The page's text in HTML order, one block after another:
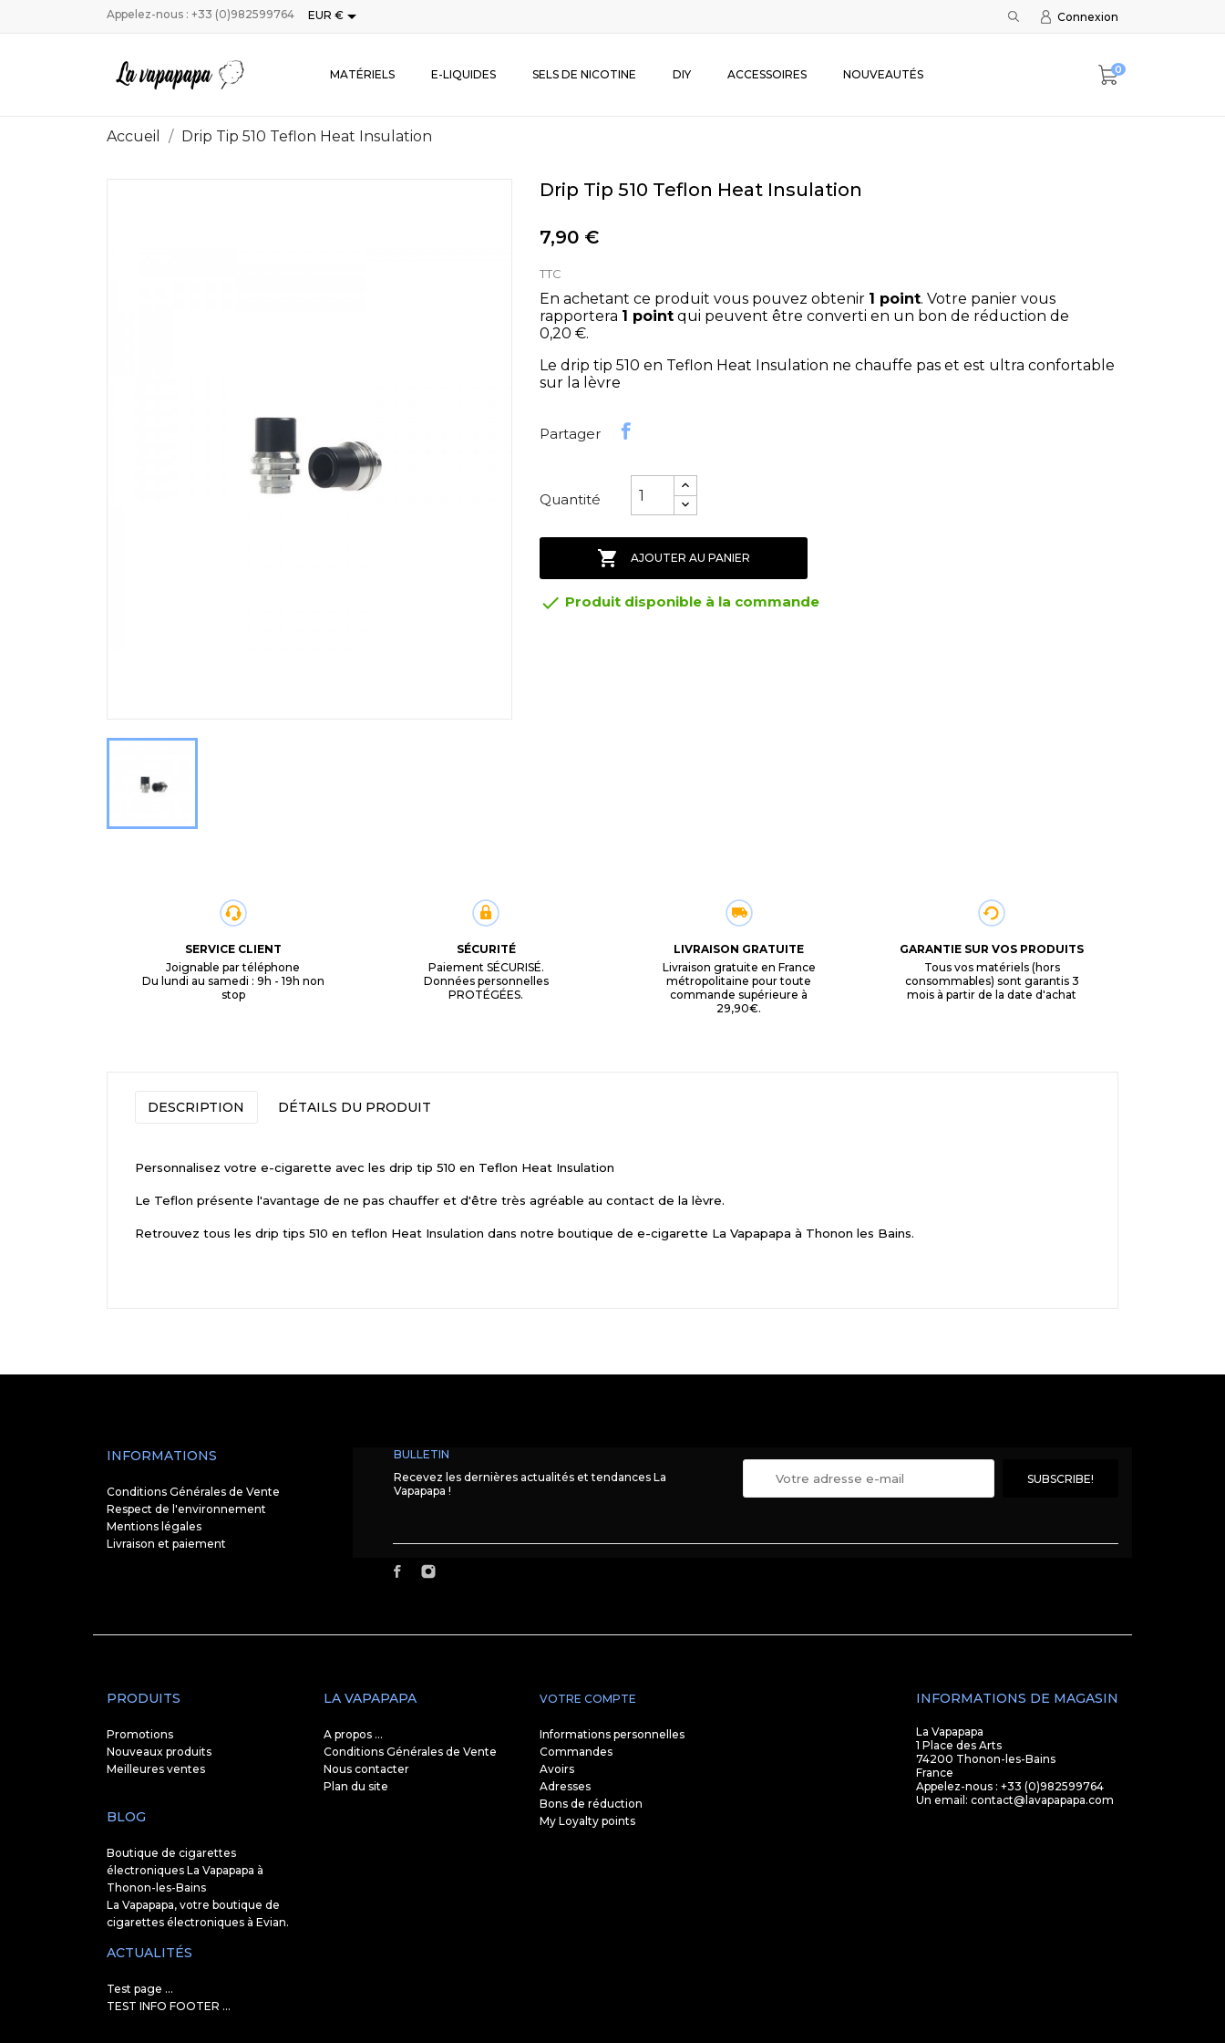
Appelez-nous : +33 (0)982599764 EUR € Connexion
MATÉRIELS E-LIQUIDES SELS DE NICOTINE DIY ACCESSOIRES NOUVEAUTÉS 0
Accueil Drip Tip 510 Teflon Heat Insulation
Drip Tip 510 Teflon Heat Insulation
7,90 €
TTC
En achetant ce produit vous pouvez obtenir 1 point. Votre panier vous
rapportera 1 point qui peuvent être converti en un bon de réduction de
0,20 €.
Le drip tip 510 en Teflon Heat Insulation ne chauffe pas et est ultra confortable
sur la lèvre
Partager
Quantité
 AJOUTER AU PANIER
 Produit disponible à la commande
SERVICE CLIENT
Joignable par téléphone
Du lundi au samedi : 9h - 19h non
stop
SÉCURITÉ
Paiement SÉCURISÉ.
Données personnelles
PROTÉGÉES.
LIVRAISON GRATUITE
Livraison gratuite en France
métropolitaine pour toute
commande supérieure à
29,90€.
GARANTIE SUR VOS PRODUITS
Tous vos matériels (hors
consommables) sont garantis 3
mois à partir de la date d'achat
DESCRIPTION DÉTAILS DU PRODUIT
Personnalisez votre e-cigarette avec les drip tip 510 en Teflon Heat Insulation
Le Teflon présente l'avantage de ne pas chauffer et d'être très agréable au contact de la lèvre.
Retrouvez tous les drip tips 510 en teflon Heat Insulation dans notre boutique de e-cigarette La Vapapapa à Thonon les Bains.
INFORMATIONS
Conditions Générales de Vente
Respect de l'environnement
Mentions légales
Livraison et paiement
BULLETIN
Recevez les dernières actualités et tendances La
Vapapapa !
PRODUITS
Promotions
Nouveaux produits
Meilleures ventes
LA VAPAPAPA
A propos ...
Conditions Générales de Vente
Nous contacter
Plan du site
BLOG
Boutique de cigarettes
électroniques La Vapapapa à
Thonon-les-Bains
La Vapapapa, votre boutique de
cigarettes électroniques à Evian.
VOTRE COMPTE
Informations personnelles
Commandes
Avoirs
Adresses
Bons de réduction
My Loyalty points
INFORMATIONS DE MAGASIN
La Vapapapa
1 Place des Arts
74200 Thonon-les-Bains
France
Appelez-nous : +33 (0)982599764
Un email: contact@lavapapapa.com
ACTUALITÉS
Test page ...
TEST INFO FOOTER ...